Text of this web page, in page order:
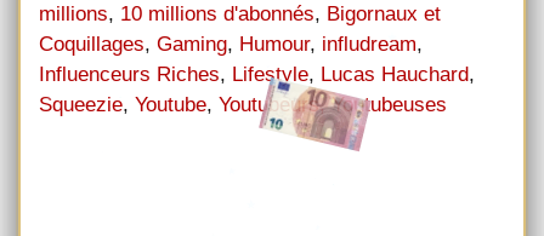
millions, 10 millions d'abonnés, Bigornaux et
Coquillages, Gaming, Humour, infludream,
Influenceurs Riches, Lifestyle, Lucas Hauchard,
Squeezie, Youtube, Youtubeurs, Youtubeuses